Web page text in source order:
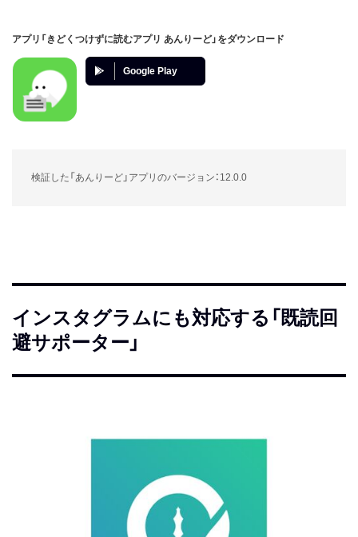
アプリ「きどくつけずに読むアプリ あんりーど」をダウンロード
Google Play
検証した「あんりーど」アプリのバージョン：12.0.0
インスタグラムにも対応する「既読回
避サポーター」